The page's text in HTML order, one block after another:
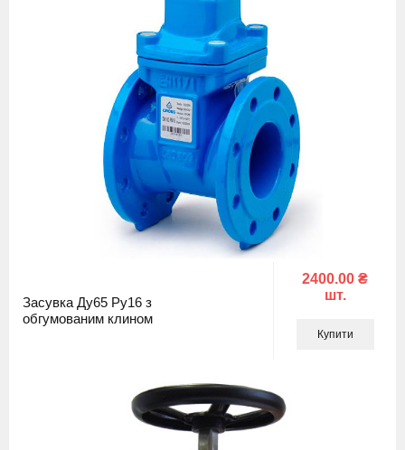
Засувка Ду65 Ру16 з
обгумованим клином
2400.00 ₴
шт.
Купити